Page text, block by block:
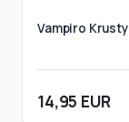
Vampiro Krusty
14,95 EUR